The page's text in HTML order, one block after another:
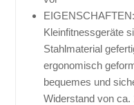
Kleinfitnessgeräte
Stahlmaterial
ergonomisch
bequemes und
Widerstand von ca.